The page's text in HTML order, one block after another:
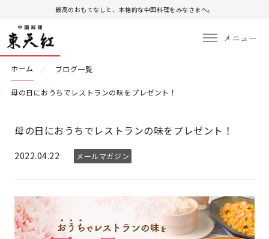
最高のおもてなしと、本格的な中国料理をみなさまへ。
ホーム ブログ一覧
母の日におうちでレストランの味をプレゼント！
母の日におうちでレストランの味をプレゼント！
2022.04.22 メールマガジン